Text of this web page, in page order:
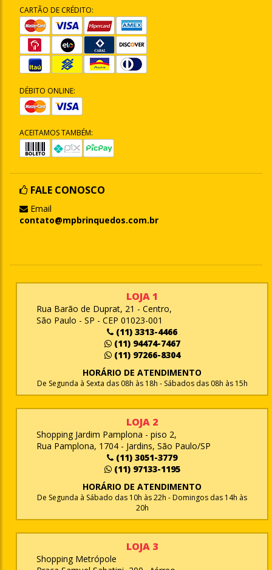
CARTÃO DE CRÉDITO:
DÉBITO ONLINE:
ACEITAMOS TAMBÉM:
FALE CONOSCO
Email
contato@mpbrinquedos.com.br
LOJA 1
Rua Barão de Duprat, 21 - Centro,
São Paulo - SP - CEP 01023-001
(11) 3313-4466
(11) 94474-7467
(11) 97266-8304
HORÁRIO DE ATENDIMENTO
De Segunda à Sexta das 08h às 18h - Sábados das 08h às 15h
LOJA 2
Shopping Jardim Pamplona - piso 2,
Rua Pamplona, 1704 - Jardins, São Paulo/SP
(11) 3051-3779
(11) 97133-1195
HORÁRIO DE ATENDIMENTO
De Segunda à Sábado das 10h às 22h - Domingos das 14h às
20h
LOJA 3
Shopping Metrópole